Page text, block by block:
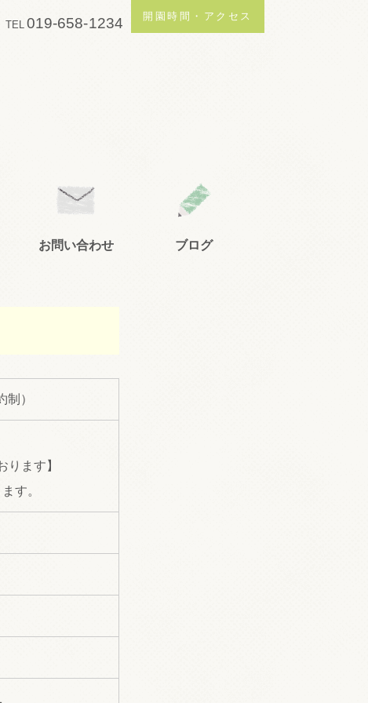
TEL 019-658-1234 開園時間・アクセス
お問い合わせ ブログ
）
ます】
す。